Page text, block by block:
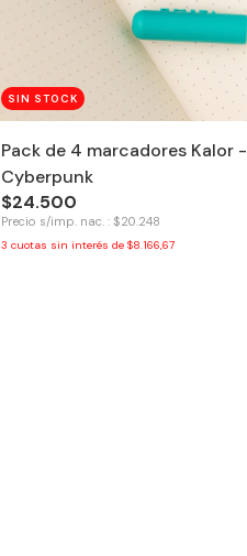
SIN STOCK
Pack de 4 marcadores Kalor -
Cyberpunk
$24.500
Precio s/imp. nac. : $20.248
3 cuotas sin interés de$8.166,67